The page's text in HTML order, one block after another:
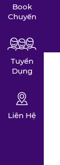
Book
Chuyến
Tuyển
Dụng
Liên Hệ